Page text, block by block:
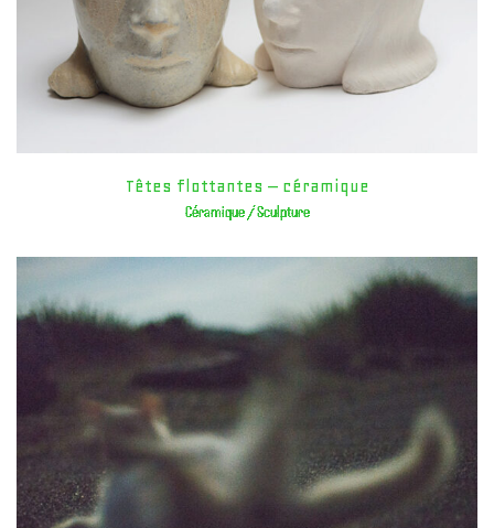
Têtes flottantes – céramique
Céramique / Sculpture